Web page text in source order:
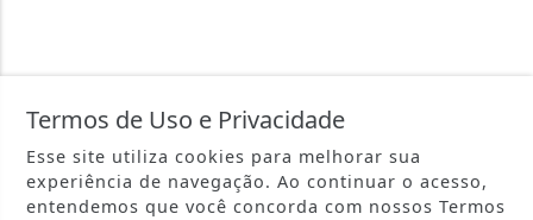
Termos de Uso e Privacidade
Esse site utiliza cookies para melhorar sua
experiência de navegação. Ao continuar o acesso,
entendemos que você concorda com nossos Termos